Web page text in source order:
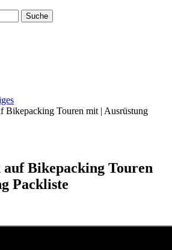
Bikepacking Touren mit | Ausrüstung
auf Bikepacking Touren
Packliste